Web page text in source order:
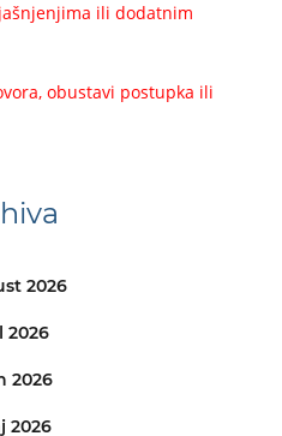
ili dodatnim
obustavi postupka ili
2026
2026
2026
2026